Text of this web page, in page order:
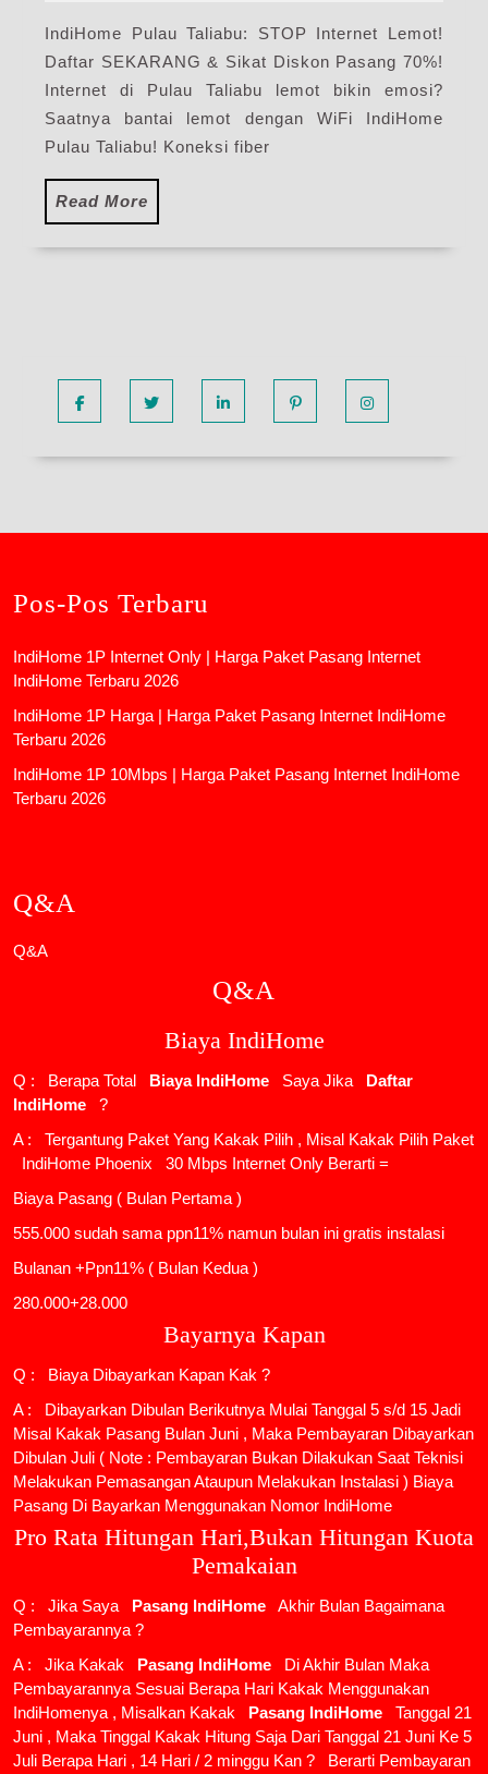
IndiHome Pulau Taliabu: STOP Internet Lemot!
Daftar SEKARANG & Sikat Diskon Pasang 70%!
Internet di Pulau Taliabu lemot bikin emosi?
Saatnya bantai lemot dengan WiFi IndiHome
Pulau Taliabu! Koneksi fiber
Read More
More
Pos-Pos Terbaru
IndiHome 1P Internet Only | Harga Paket Pasang Internet
IndiHome Terbaru 2026
IndiHome 1P Harga | Harga Paket Pasang Internet IndiHome
Terbaru 2026
IndiHome 1P 10Mbps | Harga Paket Pasang Internet IndiHome
Terbaru 2026
Q&A
Q&A
Q&A
Biaya IndiHome
Q : Berapa Total Biaya IndiHome Saya Jika
Daftar
IndiHome
?
A : Tergantung Paket Yang Kakak Pilih , Misal Kakak Pilih Paket
IndiHome Phoenix
30 Mbps Internet Only Berarti =
Biaya Pasang ( Bulan Pertama )
555.000 sudah sama ppn11% namun bulan ini gratis instalasi
Bulanan +Ppn11% ( Bulan Kedua )
280.000+28.000
Bayarnya Kapan
Q : Biaya Dibayarkan Kapan Kak ?
A : Dibayarkan Dibulan Berikutnya Mulai Tanggal 5 s/d 15 Jadi
Misal Kakak Pasang Bulan Juni , Maka Pembayaran Dibayarkan
Dibulan Juli ( Note : Pembayaran Bukan Dilakukan Saat Teknisi
Melakukan Pemasangan Ataupun Melakukan Instalasi ) Biaya
Pasang Di Bayarkan Menggunakan Nomor IndiHome
Pro Rata Hitungan Hari,Bukan Hitungan Kuota
Pemakaian
Q : Jika Saya Pasang IndiHome
Akhir Bulan Bagaimana
Pembayarannya ?
A : Jika Kakak
Pasang IndiHome
Di Akhir Bulan Maka
Pembayarannya Sesuai Berapa Hari Kakak Menggunakan
IndiHomenya , Misalkan Kakak
Pasang IndiHome
Tanggal 21
Juni , Maka Tinggal Kakak Hitung Saja Dari Tanggal 21 Juni Ke 5
Juli Berapa Hari , 14 Hari / 2 minggu Kan ? Berarti Pembayaran